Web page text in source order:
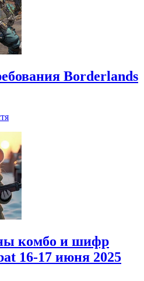
Borderlands
комбо и шифр
16-17 июня 2025